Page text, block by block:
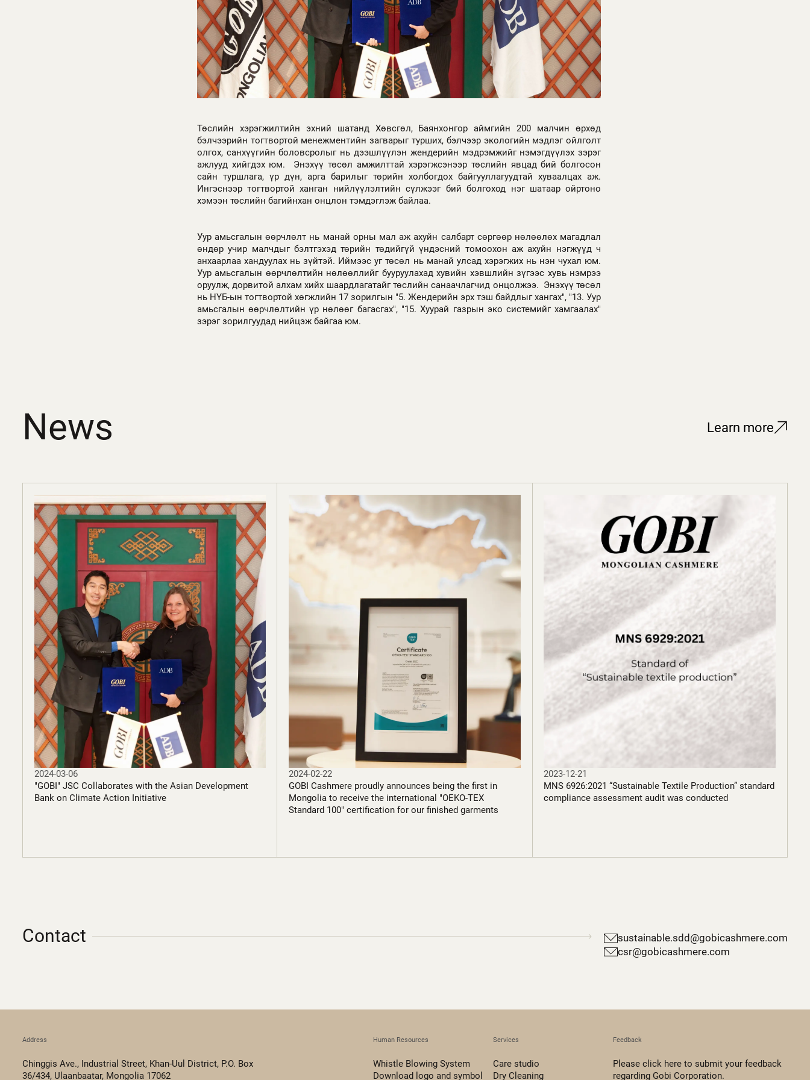
Төслийн хэрэгжилтийн эхний шатанд Хөвсгөл, Баянхонгор аймгийн 200 малчин өрхөд
бэлчээрийн тогтвортой менежментийн загварыг турших, бэлчээр экологийн мэдлэг ойлголт
олгох, санхүүгийн боловсролыг нь дээшлүүлэн жендерийн мэдрэмжийг нэмэгдүүлэх зэрэг
ажлууд хийгдэх юм. Энэхүү төсөл амжилттай хэрэгжсэнээр төслийн явцад бий болгосон
сайн туршлага, үр дүн, арга барилыг төрийн холбогдох байгууллагуудтай хуваалцах аж.
Ингэснээр тогтвортой ханган нийлүүлэлтийн сүлжээг бий болгоход нэг шатаар ойртоно
хэмээн төслийн багийнхан онцлон тэмдэглэж байлаа.
Уур амьсгалын өөрчлөлт нь манай орны мал аж ахуйн салбарт сөргөөр нөлөөлөх магадлал
өндөр учир малчдыг бэлтгэхэд төрийн төдийгүй үндэсний томоохон аж ахуйн нэгжүүд ч
анхаарлаа хандуулах нь зүйтэй. Иймээс уг төсөл нь манай улсад хэрэгжих нь нэн чухал юм.
Уур амьсгалын өөрчлөлтийн нөлөөллийг бууруулахад хувийн хэвшлийн зүгээс хувь нэмрээ
оруулж, дорвитой алхам хийх шаардлагатайг төслийн санаачлагчид онцолжээ. Энэхүү төсөл
нь НҮБ-ын тогтвортой хөгжлийн 17 зорилгын "5. Жендерийн эрх тэш байдлыг хангах", "13. Уур
амьсгалын өөрчлөлтийн үр нөлөөг багасгах", "15. Хуурай газрын эко системийг хамгаалах"
зэрэг зорилгуудад нийцэж байгаа юм.
News Learn more
2024-03-06
"GOBI" JSC Collaborates with the Asian Development
Bank on Climate Action Initiative
2024-02-22
GOBI Cashmere proudly announces being the first in
Mongolia to receive the international "OEKO-TEX
Standard 100" certification for our finished garments
2023-12-21
MNS 6926:2021 “Sustainable Textile Production” standard
compliance assessment audit was conducted
Contact
sustainable.sdd@gobicashmere.com
csr@gobicashmere.com
Address
Chinggis Ave., Industrial Street, Khan-Uul District, P.O. Box
36/434, Ulaanbaatar, Mongolia 17062
Human Resources
Whistle Blowing System
Download logo and symbol
Services
Care studio
Dry Cleaning
Feedback
Please click here to submit your feedback
regarding Gobi Corporation.